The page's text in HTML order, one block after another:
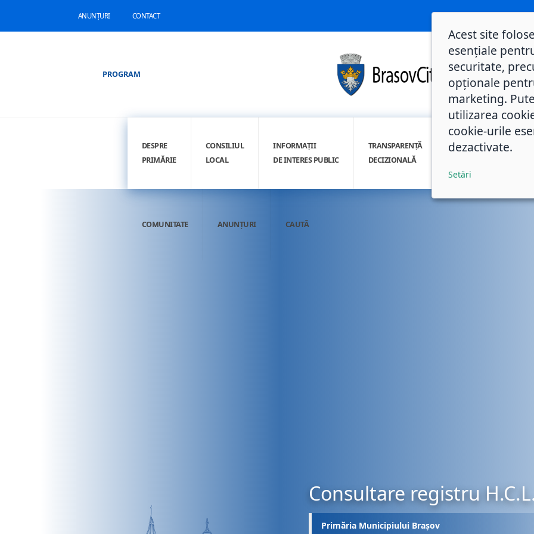
ANUNȚURI CONTACT
PROGRAM
DESPRE
PRIMĂRIE
CONSILIUL
LOCAL
INFORMAȚII
DE INTERES PUBLIC
TRANSPARENȚĂ
DECIZIONALĂ
INTEGRITATE
COMUNITATE ANUNȚURI CAUTĂ
Consultare registru
Primăria Municipiului Brașov
Acest site
esențiale
securitate,
opționale
marketing.
utilizarea
cookie-urile
dezactivate.
Setări